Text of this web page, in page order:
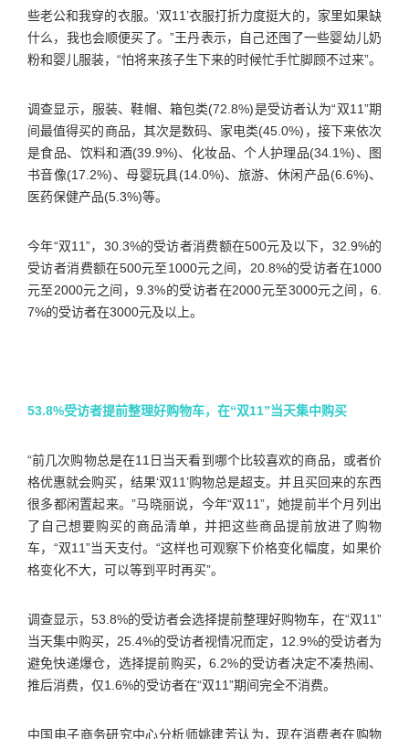
些老公和我穿的衣服。‘双11’衣服打折力度挺大的，家里如果缺
什么，我也会顺便买了。”王丹表示，自己还囤了一些婴幼儿奶
粉和婴儿服装，“怕将来孩子生下来的时候忙手忙脚顾不过来”。
调查显示，服装、鞋帽、箱包类(72.8%)是受访者认为“双11”期
间最值得买的商品，其次是数码、家电类(45.0%)，接下来依次
是食品、饮料和酒(39.9%)、化妆品、个人护理品(34.1%)、图
书音像(17.2%)、母婴玩具(14.0%)、旅游、休闲产品(6.6%)、
医药保健产品(5.3%)等。
今年“双11”，30.3%的受访者消费额在500元及以下，32.9%的
受访者消费额在500元至1000元之间，20.8%的受访者在1000
元至2000元之间，9.3%的受访者在2000元至3000元之间，6.
7%的受访者在3000元及以上。
53.8%受访者提前整理好购物车，在“双11”当天集中购买
“前几次购物总是在11日当天看到哪个比较喜欢的商品，或者价
格优惠就会购买，结果‘双11’购物总是超支。并且买回来的东西
很多都闲置起来。”马晓丽说，今年“双11”，她提前半个月列出
了自己想要购买的商品清单，并把这些商品提前放进了购物
车，“双11”当天支付。“这样也可观察下价格变化幅度，如果价
格变化不大，可以等到平时再买”。
调查显示，53.8%的受访者会选择提前整理好购物车，在“双11”
当天集中购买，25.4%的受访者视情况而定，12.9%的受访者为
避免快递爆仓，选择提前购买，6.2%的受访者决定不凑热闹、
推后消费，仅1.6%的受访者在“双11”期间完全不消费。
中国电子商务研究中心分析师姚建芳认为，现在消费者在购物